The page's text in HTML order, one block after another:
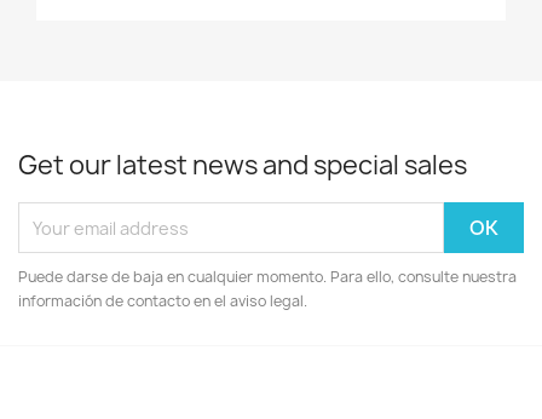
Get our latest news and special sales
Puede darse de baja en cualquier momento. Para ello, consulte nuestra
información de contacto en el aviso legal.